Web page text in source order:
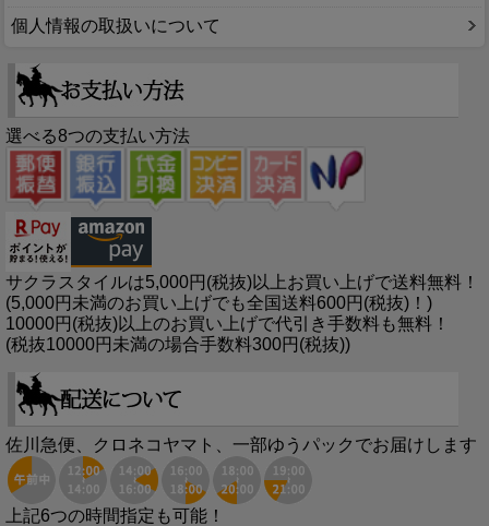
個人情報の取扱いについて
選べる8つの支払い方法
サクラスタイルは5,000円(税抜)以上お買い上げで送料無料！
(5,000円未満のお買い上げでも全国送料600円(税抜)！)
10000円(税抜)以上のお買い上げで代引き手数料も無料！
(税抜10000円未満の場合手数料300円(税抜))
佐川急便、クロネコヤマト、一部ゆうパックでお届けします
上記6つの時間指定も可能！